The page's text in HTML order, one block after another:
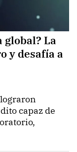
global? La
y desafía a
capaz de